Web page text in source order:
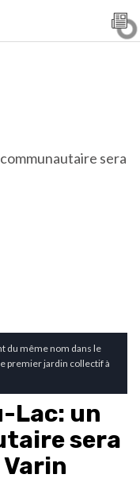
du même nom dans le
premier jardin collectif à
Lac: un
sera